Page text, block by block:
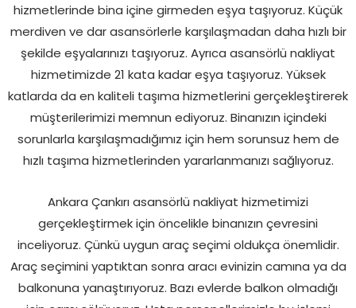
hizmetlerinde bina içine girmeden eşya taşıyoruz. Küçük
merdiven ve dar asansörlerle karşılaşmadan daha hızlı bir
şekilde eşyalarınızı taşıyoruz. Ayrıca asansörlü nakliyat
hizmetimizde 21 kata kadar eşya taşıyoruz. Yüksek
katlarda da en kaliteli taşıma hizmetlerini gerçekleştirerek
müşterilerimizi memnun ediyoruz. Binanızın içindeki
sorunlarla karşılaşmadığımız için hem sorunsuz hem de
hızlı taşıma hizmetlerinden yararlanmanızı sağlıyoruz.
Ankara Çankırı asansörlü nakliyat hizmetimizi
gerçekleştirmek için öncelikle binanızın çevresini
inceliyoruz. Çünkü uygun araç seçimi oldukça önemlidir.
Araç seçimini yaptıktan sonra aracı evinizin camına ya da
balkonuna yanaştırıyoruz. Bazı evlerde balkon olmadığı